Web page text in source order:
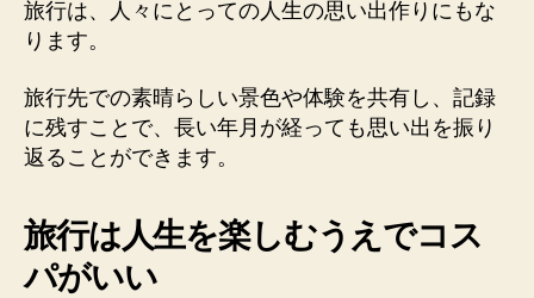
旅行は、人々にとっての人生の思い出作りにもな
ります。
旅行先での素晴らしい景色や体験を共有し、記録
に残すことで、長い年月が経っても思い出を振り
返ることができます。
旅行は人生を楽しむうえでコス
パがいい